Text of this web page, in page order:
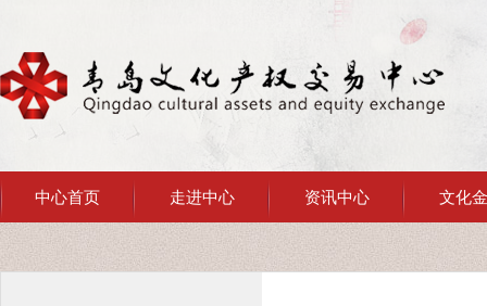
中心首页 走进中心 资讯中心 文化